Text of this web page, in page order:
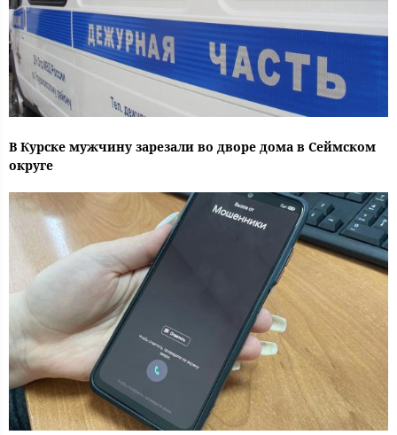
В Курске мужчину зарезали во дворе дома в Сеймском
округе